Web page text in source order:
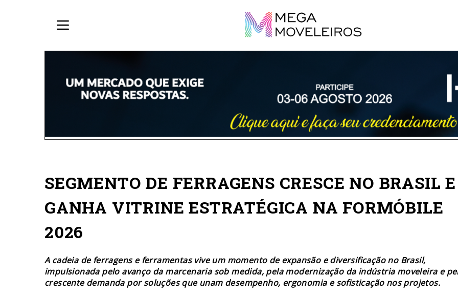
SEGMENTO DE FERRAGENS CRESCE NO BRASIL E
GANHA VITRINE ESTRATÉGICA NA FORMÓBILE
2026
A cadeia de ferragens e ferramentas vive um momento de expansão e diversificação no Brasil,
impulsionada pelo avanço da marcenaria sob medida, pela modernização da indústria moveleira e
crescente demanda por soluções que unam desempenho, ergonomia e sofisticação nos projetos.